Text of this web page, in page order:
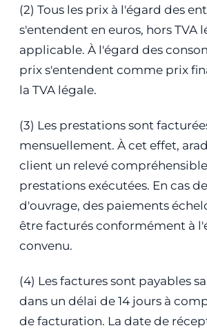
(2) Tous les prix à l'égard des
s'entendent en euros, hors TVA
applicable. À l'égard des
prix s'entendent comme prix
la TVA légale.
(3) Les prestations sont
mensuellement. À cet effet,
client un relevé
prestations exécutées. En cas
d'ouvrage, des paiements
être facturés conformément à
convenu.
(4) Les factures sont payables
dans un délai de 14 jours à
de facturation. La date de